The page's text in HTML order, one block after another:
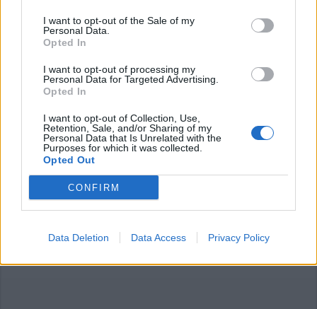
I want to opt-out of the Sale of my
Personal Data.
Opted In
I want to opt-out of processing my
Personal Data for Targeted Advertising.
Opted In
I want to opt-out of Collection, Use,
Retention, Sale, and/or Sharing of my
Personal Data that Is Unrelated with the
Purposes for which it was collected.
Opted Out
CONFIRM
Data Deletion Data Access Privacy Policy
Accedioregistratiper commentare questo
articolo.
L'email è richiesta ma non verrà mostrata ai visitatori. Il contenuto di questo
di VareseNews.it, che rimane autonoma e indipendente. I messaggi inclusi nei
commenti non sono testi giornalistici, ma post inviati dai singoli lettori che
che includano uno o più link a siti esterni verranno rimossi in automatico dal
sistema.